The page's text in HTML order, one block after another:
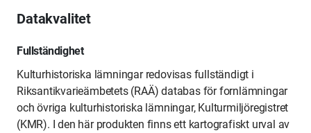
Datakvalitet
Fullständighet
Kulturhistoriska lämningar redovisas fullständigt i
Riksantikvarieämbetets (RAÄ) databas för fornlämningar
och övriga kulturhistoriska lämningar, Kulturmiljöregistret
(KMR). I den här produkten finns ett kartografiskt urval av